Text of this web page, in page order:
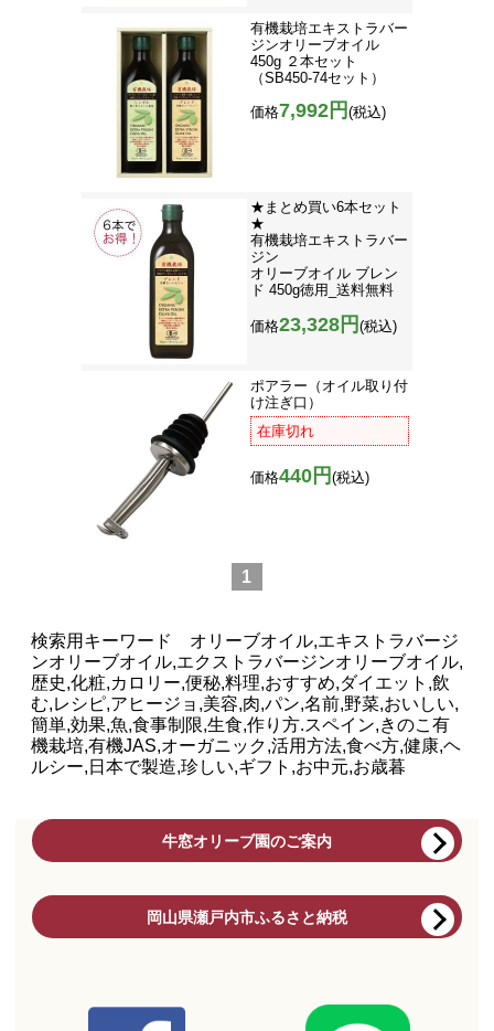
有機栽培エキストラバー
ジンオリーブオイル
450g ２本セット
（SB450-74セット）
価格7,992円 (税込)
★まとめ買い6本セット
★
有機栽培エキストラバー
ジン
オリーブオイル ブレン
ド 450g徳用_送料無料
価格23,328円 (税込)
ポアラー（オイル取り付
け注ぎ口）
在庫切れ
価格440円 (税込)
1
検索用キーワード オリーブオイル,エキストラバージ
ンオリーブオイル,エクストラバージンオリーブオイル,
歴史,化粧,カロリー,便秘,料理,おすすめ,ダイエット,飲
む,レシピ,アヒージョ,美容,肉,パン,名前,野菜,おいしい,
簡単,効果,魚,食事制限,生食,作り方.スペイン,きのこ有
機栽培,有機JAS,オーガニック,活用方法,食べ方,健康,ヘ
ルシー,日本で製造,珍しい,ギフト,お中元,お歳暮
牛窓オリーブ園のご案内
岡山県瀬戸内市ふるさと納税